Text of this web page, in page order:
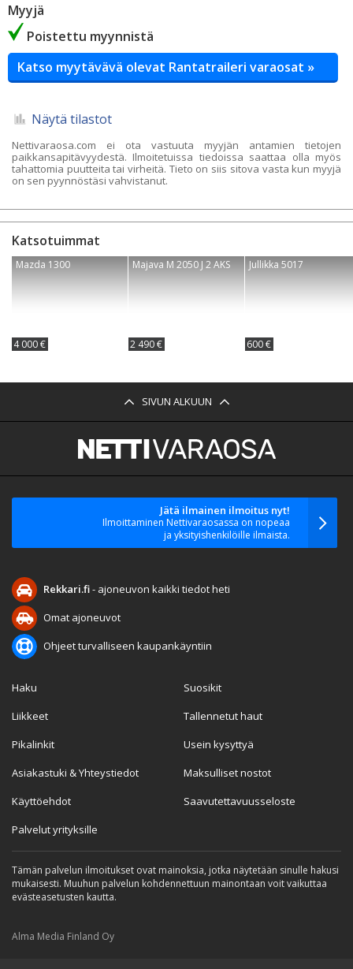
Myyjä
Poistettu myynnistä
Katso myytävävä olevat Rantatraileri varaosat »
Näytä tilastot
Nettivaraosa.com ei ota vastuuta myyjän antamien tietojen
paikkansapitävyydestä. Ilmoitetuissa tiedoissa saattaa olla myös
tahattomia puutteita tai virheitä. Tieto on siis sitova vasta kun myyjä
on sen pyynnöstäsi vahvistanut.
Katsotuimmat
Mazda 1300
4 000 €
Majava M 2050 J 2 AKS
2 490 €
Jullikka 5017
600 €
SIVUN ALKUUN
Jätä ilmainen ilmoitus nyt!
Ilmoittaminen Nettivaraosassa on nopeaa
ja yksityishenkilöille ilmaista.
Rekkari.fi- ajoneuvon kaikki tiedot heti
Omat ajoneuvot
Ohjeet turvalliseen kaupankäyntiin
Haku
Liikkeet
Pikalinkit
Asiakastuki & Yhteystiedot
Käyttöehdot
Palvelut yrityksille
Suosikit
Tallennetut haut
Usein kysyttyä
Maksulliset nostot
Saavutettavuusseloste
Tämän palvelun ilmoitukset ovat mainoksia, jotka näytetään sinulle hakusi
mukaisesti. Muuhun palvelun kohdennettuun mainontaan voit vaikuttaa
evästeasetusten kautta.
Alma Media Finland Oy